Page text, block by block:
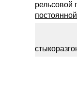
рельсовой